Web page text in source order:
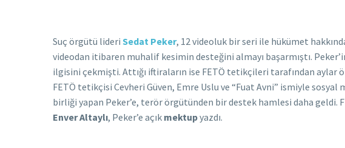
Suç örgütü lideri Sedat Peker, 12 videoluk bir seri ile hükümet
videodan itibaren muhalif kesimin desteğini almayı başarmıştı.
ilgisini çekmişti. Attığı iftiraların ise FETÖ tetikçileri tarafından aylar
FETÖ tetikçisi Cevheri Güven, Emre Uslu ve “Fuat Avni” ismiyle sosyal
birliği yapan Peker’e, terör örgütünden bir destek hamlesi daha geldi.
Enver Altaylı, Peker’e açık mektupyazdı.